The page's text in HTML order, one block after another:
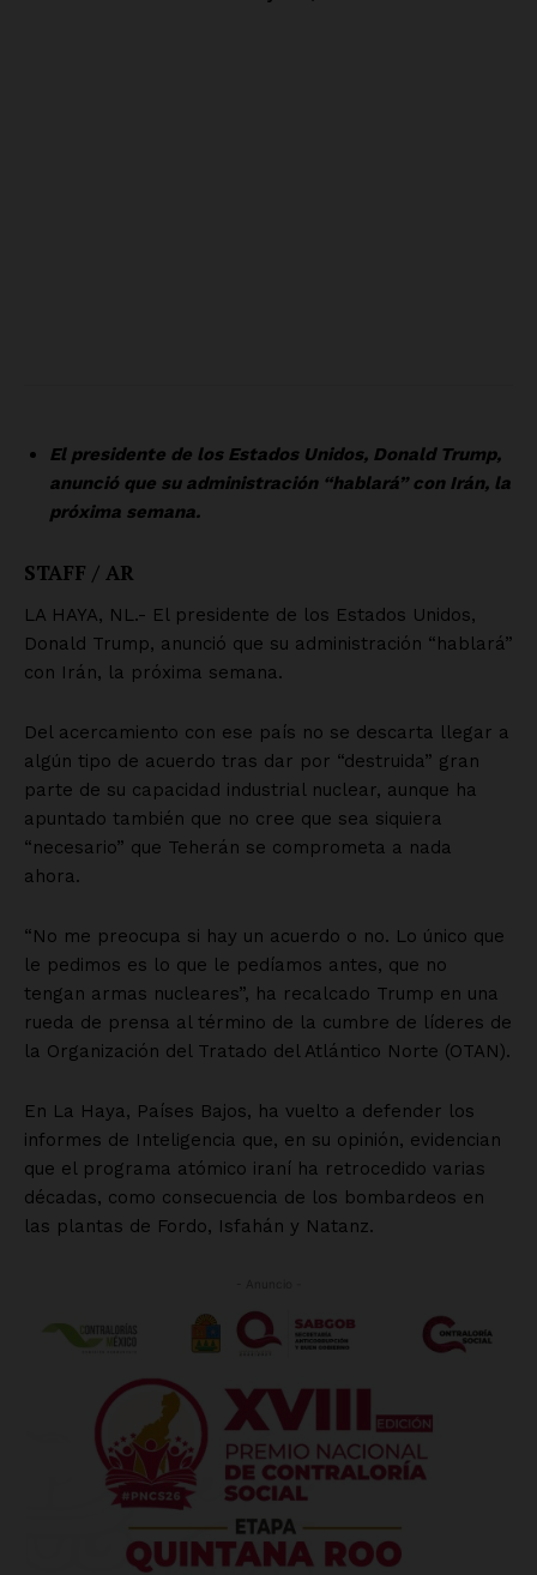
SUSCRÍBETE AHORA
Empresa
Nosotros
Contacto
Políticas del Sitio
Información Propietaria / Financiación
Mi cuenta